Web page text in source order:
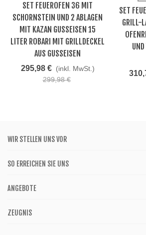
SET FEUEROFEN 36 MIT
SCHORNSTEIN UND 2 ABLAGEN
MIT KAZAN GUSSEISEN 15
LITER ROBARI MIT GRILLDECKEL
AUS GUSSEISEN
295,98 € (inkl. MwSt.)
299,98 €
SET
GRILL-
WIR STELLEN UNS VOR
SO ERREICHEN SIE UNS
ANGEBOTE
ZEUGNIS